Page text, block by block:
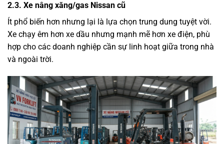
2.3. Xe nâng xăng/gas Nissan cũ
Ít phổ biến hơn nhưng lại là lựa chọn trung dung tuyệt vời.
Xe chạy êm hơn xe dầu nhưng mạnh mẽ hơn xe điện, phù
hợp cho các doanh nghiệp cần sự linh hoạt giữa trong nhà
và ngoài trời.